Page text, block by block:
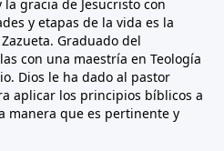
gracia de Jesucristo con
y etapas de la vida es la
Graduado del
con una maestría en Teología
Dios le ha dado al pastor
aplicar los principios bíblicos a
manera que es pertinente y